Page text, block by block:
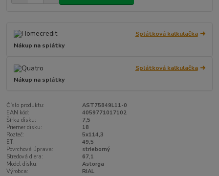
Splátková kalkulačka
Nákup na splátky
Splátková kalkulačka
Nákup na splátky
Číslo produktu:
AST75849L11-0
EAN kód:
4059771017102
Šírka disku:
7,5
Priemer disku:
18
Rozteč:
5x114,3
ET:
49,5
Povrchová úprava:
strieborný
Stredová diera:
67,1
Model disku:
Astorga
Výrobca:
RIAL